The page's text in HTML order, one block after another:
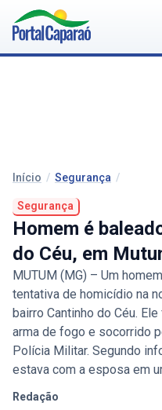
Início / Segurança /
Segurança
Homem é
do Céu, em
MUTUM (MG) – Um
tentativa de homicídio na
bairro Cantinho do Céu.
arma de fogo e socorrido
Polícia Militar. Segundo
estava com a esposa em
Redação